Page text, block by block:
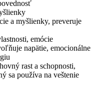
a myšlienky, preveruje
emócie
napätie, emocionálne
rast a schopnosti,
sa používa na veštenie